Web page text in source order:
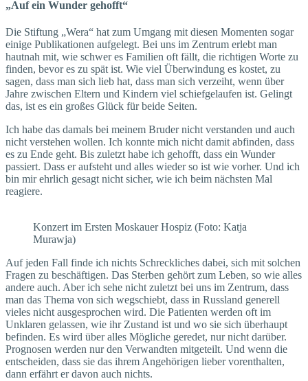
„Auf ein Wunder gehofft“
Die Stiftung „Wera“ hat zum Umgang mit diesen Momenten sogar
einige Publikationen aufgelegt. Bei uns im Zentrum erlebt man
hautnah mit, wie schwer es Fami­lien oft fällt, die richtigen Worte zu
finden, bevor es zu spät ist. Wie viel Überwindung es kostet, zu
sagen, dass man sich lieb hat, dass man sich verzeiht, wenn über
Jahre zwischen Eltern und Kindern viel schiefgelaufen ist. Gelingt
das, ist es ein großes Glück für beide Seiten.
Ich habe das damals bei meinem Bruder nicht verstanden und auch
nicht verstehen wollen. Ich konnte mich nicht damit abfinden, dass
es zu Ende geht. Bis zuletzt habe ich gehofft, dass ein Wunder
passiert. Dass er aufsteht und alles wieder so ist wie vorher. Und ich
bin mir ehrlich gesagt nicht sicher, wie ich beim nächsten Mal
reagiere.
Konzert im Ersten Moskauer Hospiz (Foto: Katja
Murawja)
Auf jeden Fall finde ich nichts Schreckliches dabei, sich mit solchen
Fragen zu beschäftigen. Das Sterben gehört zum Leben, so wie alles
andere auch. Aber ich sehe nicht zuletzt bei uns im Zen­trum, dass
man das Thema von sich wegschiebt, dass in Russland generell
vieles nicht ausgesprochen wird. Die Patienten werden oft im
Unklaren gelassen, wie ihr Zustand ist und wo sie sich überhaupt
befinden. Es wird über alles Mögliche geredet, nur nicht darüber.
Prognosen werden nur den Verwandten mitgeteilt. Und wenn die
entscheiden, dass sie das ihrem Angehörigen lieber vorenthalten,
dann erfährt er davon auch nichts.